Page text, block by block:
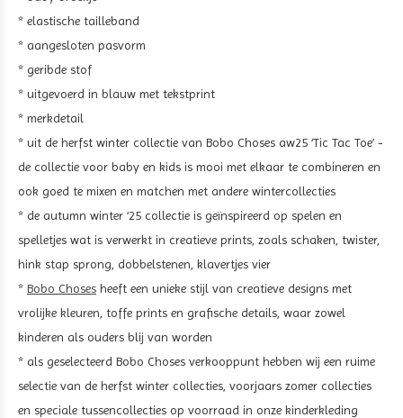
* elastische tailleband
* aangesloten pasvorm
* geribde stof
* uitgevoerd in blauw met tekstprint
* merkdetail
* uit de herfst winter collectie van Bobo Choses aw25 ‘Tic Tac Toe’ -
de collectie voor baby en kids is mooi met elkaar te combineren en
ook goed te mixen en matchen met andere wintercollecties
* de autumn winter ‘25 collectie is geïnspireerd op spelen en
spelletjes wat is verwerkt in creatieve prints, zoals schaken, twister,
hink stap sprong, dobbelstenen, klavertjes vier
* Bobo Choses heeft een unieke stijl van creatieve designs met
vrolijke kleuren, toffe prints en grafische details, waar zowel
kinderen als ouders blij van worden
* als geselecteerd Bobo Choses verkooppunt hebben wij een ruime
selectie van de herfst winter collecties, voorjaars zomer collecties
en speciale tussencollecties op voorraad in onze kinderkleding